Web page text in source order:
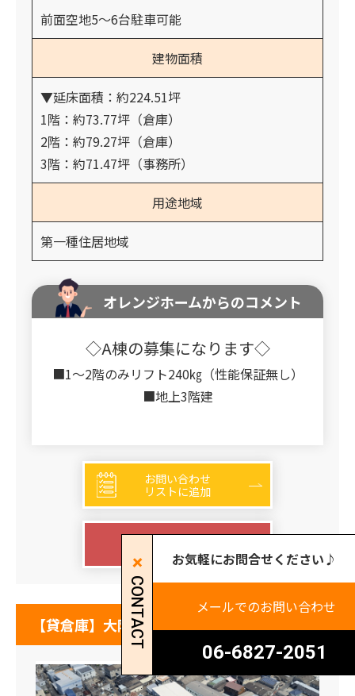
前面空地5～6台駐車可能
建物面積
▼延床面積：約224.51坪
1階：約73.77坪（倉庫）
2階：約79.27坪（倉庫）
3階：約71.47坪（事務所）
用途地域
第一種住居地域
オレンジホームからのコメント
◇A棟の募集になります◇
■1～2階のみリフト240㎏（性能保証無し）
■地上3階建
お問い合わせ
リストに追加
【貸倉庫】大阪府八尾市太田新町
CONTACT
お気軽にお問合せください♪
メールでのお問い合わせ
06-6827-2051